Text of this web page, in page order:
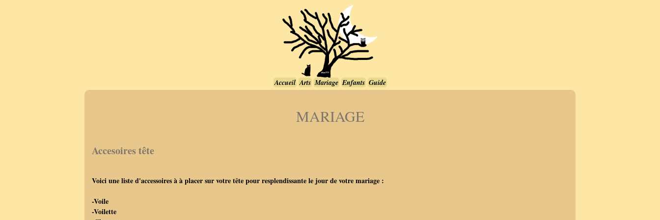
Accueil Arts Mariage Enfants Guide
MARIAGE
Accesoires tête
Voici une liste d'accessoires à à placer sur votre tête pour resplendissante le jour de votre mariage :
-Voile
-Voilette